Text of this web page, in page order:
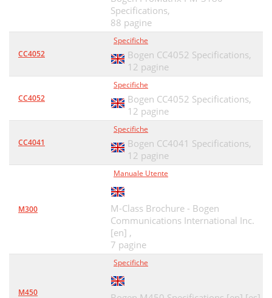
Specifications,
88 pagine
CC4052
Specifiche
Bogen CC4052 Specifications,
12 pagine
CC4052
Specifiche
Bogen CC4052 Specifications,
12 pagine
CC4041
Specifiche
Bogen CC4041 Specifications,
12 pagine
M300
Manuale Utente
M-Class Brochure - Bogen
Communications International Inc.
[en] ,
7 pagine
M450
Specifiche